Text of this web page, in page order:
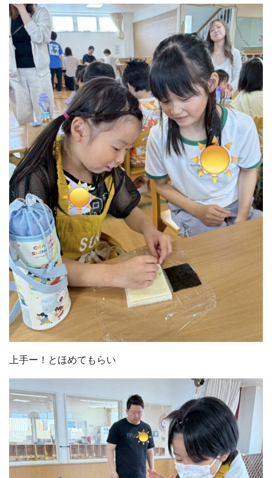
上手ー！とほめてもらい